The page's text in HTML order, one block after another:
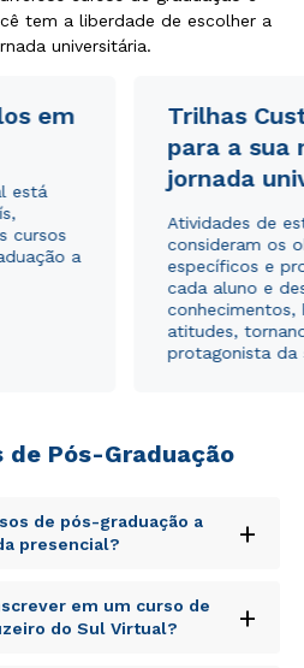
tem a liberdade de escolher a
universitária.
em
está
cursos
a
Trilhas
para a sua
jornada
Atividades de
consideram os
específicos e
cada aluno e
conhecimentos,
atitudes,
protagonista da
de Pós-Graduação
de pós-graduação a
presencial?
+
omnis iste natus error sit
doloremque laudantium,
ipsa quae ab illo inventore
em um curso de
do Sul Virtual?
+
ou